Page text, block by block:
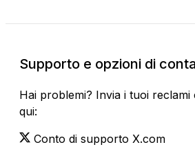
Supporto e opzioni di
Hai problemi? Invia i tuoi
qui:
Conto di supporto X.com